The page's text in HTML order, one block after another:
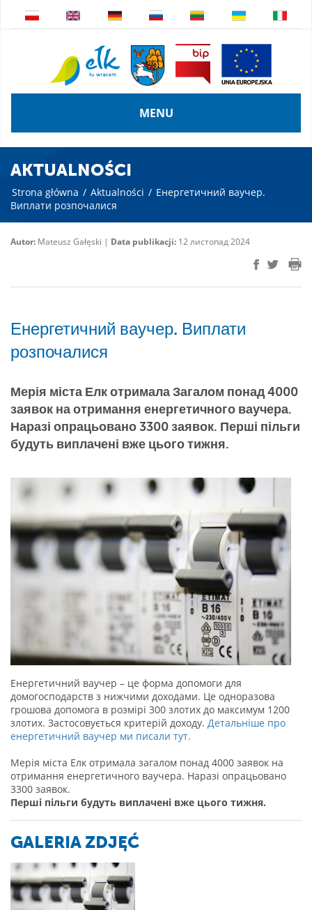
MENU
AKTUALNOŚCI
Strona główna / Aktualności / Енергетичний ваучер.
Виплати розпочалися
Autor: Mateusz Gałęski | Data publikacji: 12 листопад 2024
Енергетичний ваучер. Виплати
розпочалися
Мерія міста Елк отримала Загалом понад 4000
заявок на отримання енергетичного ваучера.
Наразі опрацьовано 3300 заявок. Перші пільги
будуть виплачені вже цього тижня.
Енергетичний ваучер – це форма допомоги для
домогосподарств з нижчими доходами. Це одноразова
грошова допомога в розмірі 300 злотих до максимум 1200
злотих. Застосовується критерій доходу. Детальніше про
енергетичний ваучер ми писали тут.
Мерія міста Елк отримала загалом понад 4000 заявок на
отримання енергетичного ваучера. Наразі опрацьовано
3300 заявок.
Перші пільги будуть виплачені вже цього тижня.
GALERIA ZDJĘĆ